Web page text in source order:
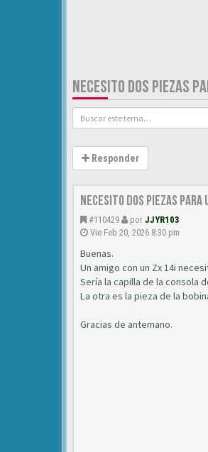
NECESITO DOS PIEZAS
Responder
Necesito dos piezas para
#110429 por JJYR103
Vie Feb 20, 2026 8:30 pm
Buenas.
Un amigo con un Zx 14i
Sería la capilla de la consola
La otra es la pieza de la
Gracias de antemano.